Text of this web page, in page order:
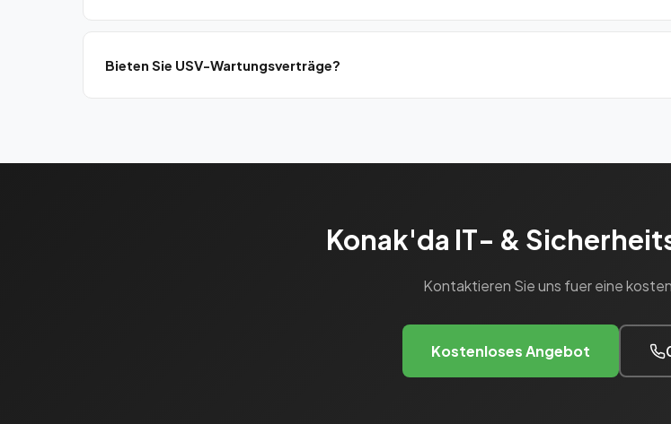
Bieten Sie USV-Wartungsverträge?
Konak'da IT- &
Kontaktieren Sie uns fuer eine
Kostenloses Angebot